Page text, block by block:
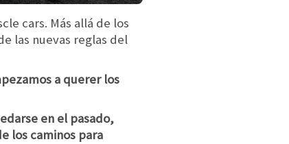
cars. Más allá de los
las nuevas reglas del
a querer los
en el pasado,
los caminos para